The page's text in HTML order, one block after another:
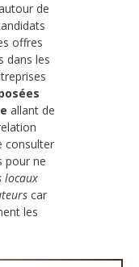
de
offres
dans les
allant de
consulter
pour ne
locaux
car
les